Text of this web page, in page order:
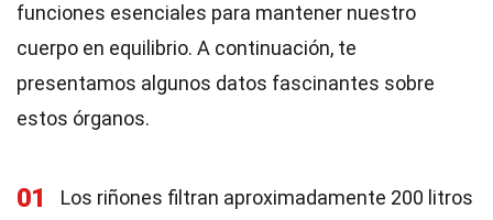
funciones esenciales para mantener nuestro
cuerpo en equilibrio. A continuación, te
presentamos algunos datos fascinantes sobre
estos órganos.
01
Los riñones filtran aproximadamente 200 litros